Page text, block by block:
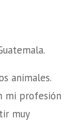
animales.
mi profesión
muy